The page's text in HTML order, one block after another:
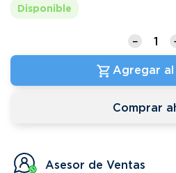
Disponible
－
Agregar
Comprar
Asesor de Ventas